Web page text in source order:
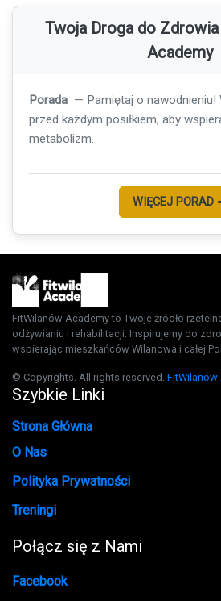
Twoja Droga do
Academy
Porada — Pamiętaj o nawodnieniu!
przed każdym posiłkiem, aby
metabolizm.
WIĘCEJ PORAD
FitWilanów Academy to Twoje źródło
odżywianiu i rehabilitacji. Inspirujemy do
wspierając mieszkańców Wilanowa i całej
© Copyrights. All rights reserved. FitWilanów
Szybkie Linki
Strona Główna
O Nas
Polityka Prywatności
Treningi
Połącz się z Nami
Facebook